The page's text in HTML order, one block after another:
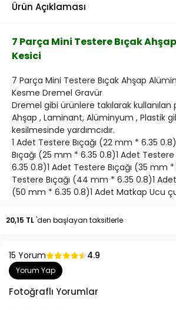
Ürün Açıklaması
7 Parça Mini Testere Bıçak
Kesici
7 Parça Mini Testere Bıçak Ahşap
Kesme Dremel Gravür
Dremel gibi ürünlere takılarak kullanılan
Ahşap , Laminant, Alüminyum , Plastik
kesilmesinde yardımcıdır.
1 Adet Testere Bıçağı (22 mm * 6.35
Bıçağı (25 mm * 6.35 0.8)1 Adet
6.35 0.8)1 Adet Testere Bıçağı (35 mm
Testere Bıçağı (44 mm * 6.35 0.8)1
(50 mm * 6.35 0.8)1 Adet Matkap Ucu
20,15 TL'den başlayan taksitlerle
15 Yorum 4.9
Yorum Yap
Fotoğraflı Yorumlar